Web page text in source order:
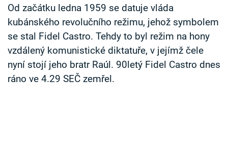
Sledujte nás
Od začátku ledna 1959 se datuje vláda
kubánského revolučního režimu, jehož symbolem
se stal Fidel Castro. Tehdy to byl režim na hony
vzdálený komunistické diktatuře, v jejímž čele
nyní stojí jeho bratr Raúl. 90letý Fidel Castro dnes
ráno ve 4.29 SEČ zemřel.